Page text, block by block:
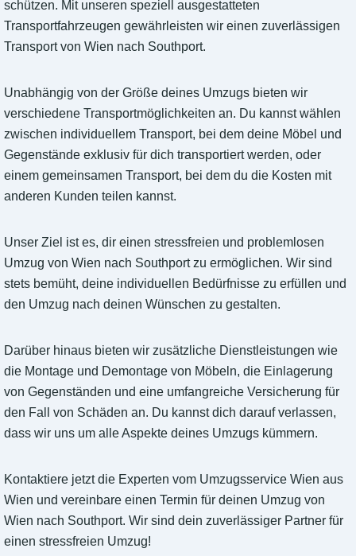
schützen. Mit unseren speziell ausgestatteten
Transportfahrzeugen gewährleisten wir einen zuverlässigen
Transport von Wien nach Southport.
Unabhängig von der Größe deines Umzugs bieten wir
verschiedene Transportmöglichkeiten an. Du kannst wählen
zwischen individuellem Transport, bei dem deine Möbel und
Gegenstände exklusiv für dich transportiert werden, oder
einem gemeinsamen Transport, bei dem du die Kosten mit
anderen Kunden teilen kannst.
Unser Ziel ist es, dir einen stressfreien und problemlosen
Umzug von Wien nach Southport zu ermöglichen. Wir sind
stets bemüht, deine individuellen Bedürfnisse zu erfüllen und
den Umzug nach deinen Wünschen zu gestalten.
Darüber hinaus bieten wir zusätzliche Dienstleistungen wie
die Montage und Demontage von Möbeln, die Einlagerung
von Gegenständen und eine umfangreiche Versicherung für
den Fall von Schäden an. Du kannst dich darauf verlassen,
dass wir uns um alle Aspekte deines Umzugs kümmern.
Kontaktiere jetzt die Experten vom Umzugsservice Wien aus
Wien und vereinbare einen Termin für deinen Umzug von
Wien nach Southport. Wir sind dein zuverlässiger Partner für
einen stressfreien Umzug!